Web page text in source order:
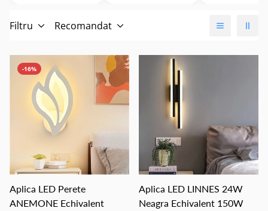
Filtru Recomandat
-16%
Aplica LED Perete
ANEMONE Echivalent
Aplica LED LINNES 24W
Neagra Echivalent 150W